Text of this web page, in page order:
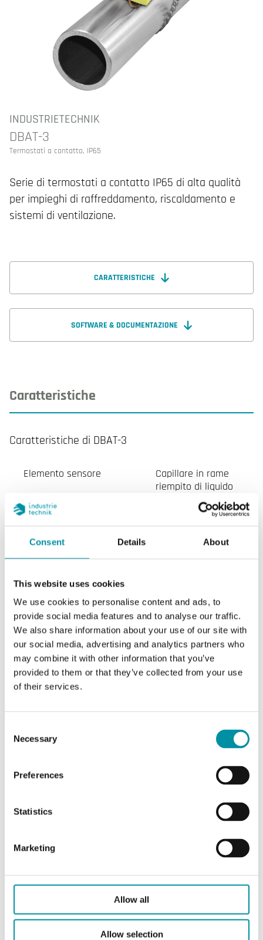
Consent Details About
This website uses cookies
We use cookies to personalise content and ads, to
provide social media features and to analyse our traffic.
We also share information about your use of our site with
our social media, advertising and analytics partners who
may combine it with other information that you’ve
provided to them or that they’ve collected from your use
of their services.
Selection
Necessary
Preferences
Statistics
Marketing
Allow all
Allow selection
INDUSTRIETECHNIK
DBAT-3
Termostati a contatto, IP65
Serie di termostati a contatto IP65 di alta qualità
per impieghi di raffreddamento, riscaldamento e
sistemi di ventilazione.
CARATTERISTICHE
SOFTWARE & DOCUMENTAZIONE
Caratteristiche
Caratteristiche di DBAT-3
Elemento sensore
Capillare in rame
riempito di liquido
Contatto elettrico
Microinterruttore
Capacità di
Valore di setpoint,
intervallo di
temperatura
0...60 °C
Funzione di ripristino Automatico
(LxAxP)
riempito di liquido
max
Capacità di
15 (8) A, 24…250 V AC